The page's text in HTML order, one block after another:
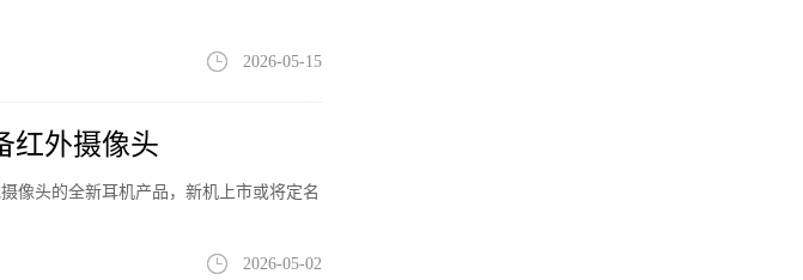
2026-05-15
红外摄像头
像头的全新耳机产品，新机上市或将定名
2026-05-02